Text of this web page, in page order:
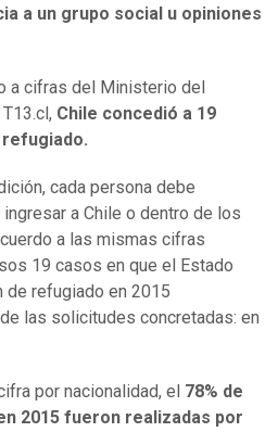
a un grupo social u opiniones
a cifras del Ministerio del
Chile concedió a 19
cada persona debe
a Chile o dentro de los
a las mismas cifras
19 casos en que el Estado
de refugiado en 2015
las solicitudes concretadas: en
por nacionalidad, el 78% de
2015 fueron realizadas por